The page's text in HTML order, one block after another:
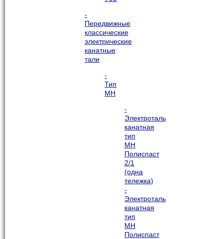
-
Передвижные
классические
электрические
канатные
тали
-
Тип
МН
-
Электроталь
канатная
тип
МН
Полиспаст
2/1
(одна
тележка)
-
Электроталь
канатная
тип
МН
Полиспаст